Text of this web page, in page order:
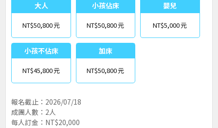
大人
NT$50,800
小孩佔床
NT$50,800
嬰兒
NT$5,000
小孩不佔床
NT$45,800
加床
NT$50,800
報名截止：2026/07/18
成團人數：2人
每人訂金：NT$20,000